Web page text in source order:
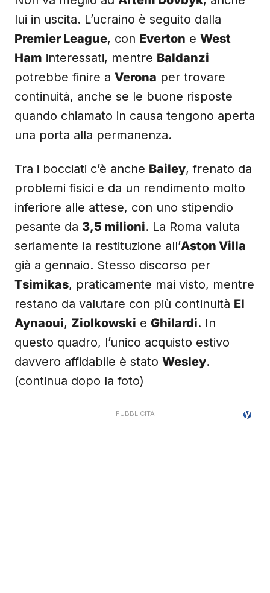
lui in uscita. L’ucraino è seguito dalla
Premier League, con Everton e West
Ham interessati, mentre Baldanzi
potrebbe finire a Verona per trovare
continuità, anche se le buone risposte
quando chiamato in causa tengono aperta
una porta alla permanenza.
Tra i bocciati c’è anche Bailey, frenato da
problemi fisici e da un rendimento molto
inferiore alle attese, con uno stipendio
pesante da 3,5 milioni. La Roma valuta
seriamente la restituzione all’Aston Villa
già a gennaio. Stesso discorso per
Tsimikas, praticamente mai visto, mentre
restano da valutare con più continuità El
Aynaoui, Ziolkowski e Ghilardi. In
questo quadro, l’unico acquisto estivo
davvero affidabile è stato Wesley.
(continua dopo la foto)